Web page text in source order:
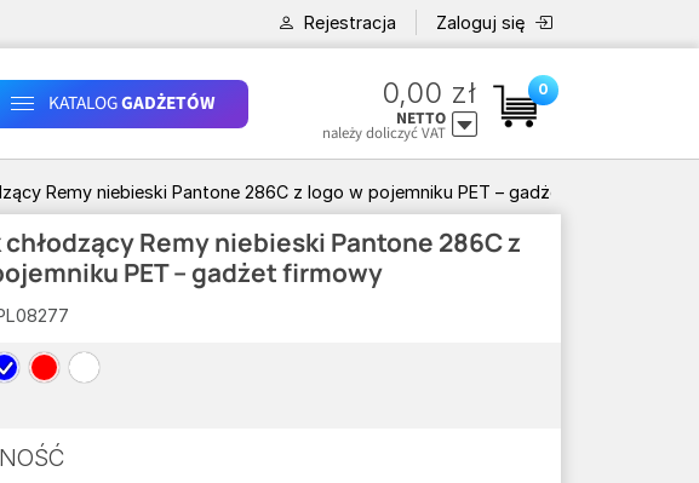
Rejestracja Zaloguj się
KATALOGGADŻETÓW 0,00 zł
NETTO
należy doliczyć VAT
0
Remy niebieski Pantone 286C z logo w pojemniku PET – gadżet firmowy
Remy niebieski Pantone 286C z
PET – gadżet firmowy